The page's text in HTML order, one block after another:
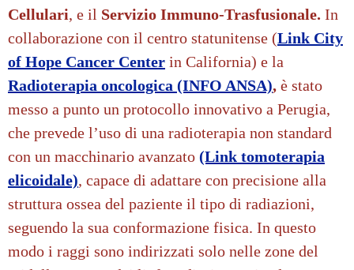
Cellulari, e il Servizio Immuno-Trasfusionale. In
collaborazione con il centro statunitense (Link City
of Hope Cancer Center in California) e la
Radioterapia oncologica (INFO ANSA), è stato
messo a punto un protocollo innovativo a Perugia,
che prevede l’uso di una radioterapia non standard
con un macchinario avanzato (Link tomoterapia
elicoidale), capace di adattare con precisione alla
struttura ossea del paziente il tipo di radiazioni,
seguendo la sua conformazione fisica. In questo
modo i raggi sono indirizzati solo nelle zone del